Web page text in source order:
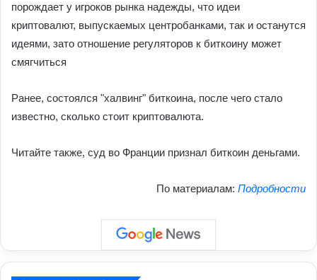
порождает у игроков рынка надежды, что идеи
криптовалют, выпускаемых центробанками, так и останутся
идеями, зато отношение регуляторов к биткоину может
смягчиться
Ранее, состоялся "халвинг" биткоина, после чего стало
известно, сколько стоит криптовалюта.
Читайте также, суд во Франции признал биткоин деньгами.
По материалам: Подробности